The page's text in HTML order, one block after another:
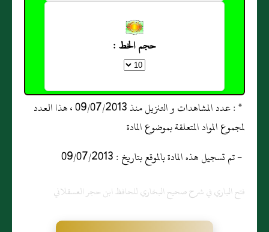
حجم الخط :
* : عدد المشاهدات و التنزيل منذ 09/07/2013 ، هذا العدد
لمجموع المواد المتعلقة بموضوع المادة
- تم تسجيل هذه المادة بالموقع بتاريخ : 09/07/2013
فتح الباري في شرح صحيح البخاري للحافظ ابن حجر العسقلاني